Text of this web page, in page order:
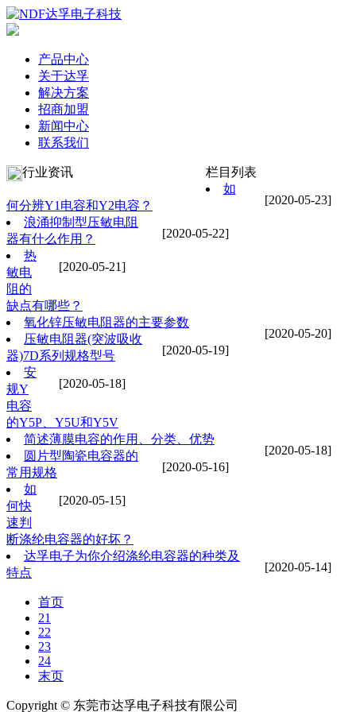
产品中心
关于达孚
解决方案
招商加盟
新闻中心
联系我们
行业资讯 栏目列表
[2020-05-23]
如
何分辨Y1电容和Y2电容？
[2020-05-22]
浪涌抑制型压敏电阻
器有什么作用？
[2020-05-21]
热
敏电
阻的
缺点有哪些？
[2020-05-20]
氧化锌压敏电阻器的主要参数
[2020-05-19]
压敏电阻器(突波吸收
器)7D系列规格型号
[2020-05-18]
安
规Y
电容
的Y5P、Y5U和Y5V
[2020-05-18]
简述薄膜电容的作用、分类、优势
[2020-05-16]
圆片型陶瓷电容器的
常用规格
[2020-05-15]
如
何快
速判
断涤纶电容器的好坏？
[2020-05-14]
达孚电子为你介绍涤纶电容器的种类及
特点
首页
21
22
23
24
末页
Copyright © 东莞市达孚电子科技有限公司